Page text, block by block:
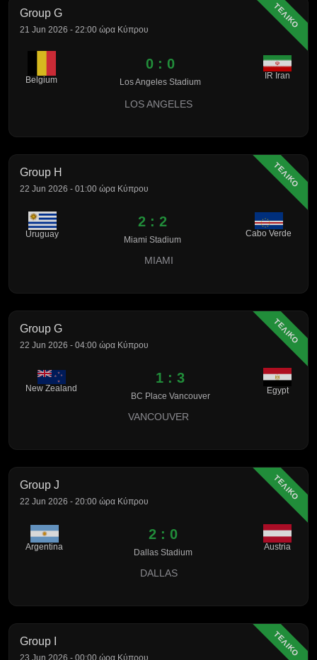
ΤΕΛΙΚΟ
Group G
21 Jun 2026 - 22:00 ώρα Κύπρου
Belgium
0 : 0
Los Angeles Stadium
IR Iran
LOS ANGELES
ΤΕΛΙΚΟ
Group H
22 Jun 2026 - 01:00 ώρα Κύπρου
Uruguay
2 : 2
Miami Stadium
Cabo Verde
MIAMI
ΤΕΛΙΚΟ
Group G
22 Jun 2026 - 04:00 ώρα Κύπρου
New Zealand
1 : 3
BC Place Vancouver
Egypt
VANCOUVER
ΤΕΛΙΚΟ
Group J
22 Jun 2026 - 20:00 ώρα Κύπρου
Argentina
2 : 0
Dallas Stadium
Austria
DALLAS
ΤΕΛΙΚΟ
Group I
23 Jun 2026 - 00:00 ώρα Κύπρου